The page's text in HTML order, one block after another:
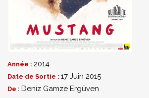
Année : 2014
Date de Sortie : 17 Juin 2015
De : Deniz Gamze Ergüven